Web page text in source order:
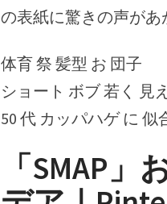
の表紙に驚きの声があ
体育 祭 髪型 お 団子
ショート ボブ 若く 見
50 代 カッパハゲ に 似
「SMAP